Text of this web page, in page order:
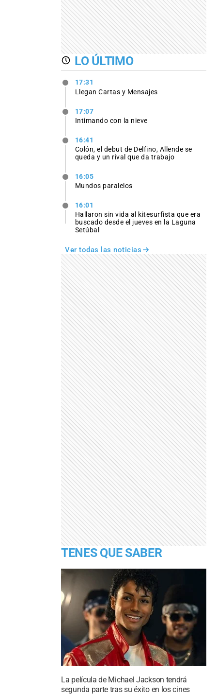
LO ÚLTIMO
17:31
Llegan Cartas y Mensajes
17:07
Intimando con la nieve
16:41
Colón, el debut de Delfino, Allende se
queda y un rival que da trabajo
16:05
Mundos paralelos
16:01
Hallaron sin vida al kitesurfista que era
buscado desde el jueves en la Laguna
Setúbal
Ver todas las noticias
TENES QUE SABER
La película de Michael Jackson tendrá
segunda parte tras su éxito en los cines